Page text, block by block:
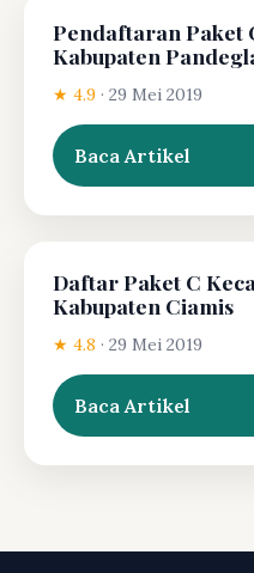
Pendaftaran Paket
Kabupaten
★ 4.9 · 29 Mei 2019
Baca Artikel
Daftar Paket C
Kabupaten Ciamis
★ 4.8 · 29 Mei 2019
Baca Artikel